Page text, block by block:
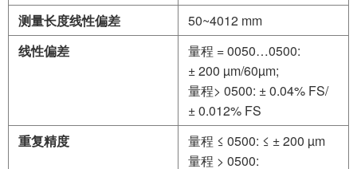
测量长度线性偏差
50~4012 mm
线性偏差
量程 = 0050…0500:
± 200 µm/60µm;
量程> 0500: ± 0.04% FS/
± 0.012% FS
重复精度
量程 ≤ 0500: ≤ ± 200 µm
量程 > 0500: